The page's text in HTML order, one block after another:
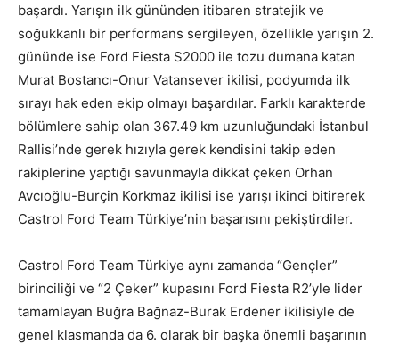
başardı. Yarışın ilk gününden itibaren stratejik ve
soğukkanlı bir performans sergileyen, özellikle yarışın 2.
gününde ise Ford Fiesta S2000 ile tozu dumana katan
Murat Bostancı-Onur Vatansever ikilisi, podyumda ilk
sırayı hak eden ekip olmayı başardılar. Farklı karakterde
bölümlere sahip olan 367.49 km uzunluğundaki İstanbul
Rallisi’nde gerek hızıyla gerek kendisini takip eden
rakiplerine yaptığı savunmayla dikkat çeken Orhan
Avcıoğlu-Burçin Korkmaz ikilisi ise yarışı ikinci bitirerek
Castrol Ford Team Türkiye’nin başarısını pekiştirdiler.
Castrol Ford Team Türkiye aynı zamanda “Gençler”
birinciliği ve “2 Çeker” kupasını Ford Fiesta R2’yle lider
tamamlayan Buğra Bağnaz-Burak Erdener ikilisiyle de
genel klasmanda da 6. olarak bir başka önemli başarının